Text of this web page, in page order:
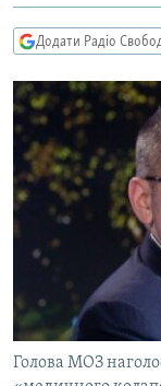
Перейти
до
КУЛЬТУРА
СПОРТ
УКРАЇНА
СВІТ
КРИМ.РЕАЛІЇ
ТИ ЯК?
СХЕМИ
МУЛЬТИМЕДІА
ФОТО
СПЕЦПРОЄКТИ
ПОДКАСТИ
Додати Радіо
Голова МОЗ